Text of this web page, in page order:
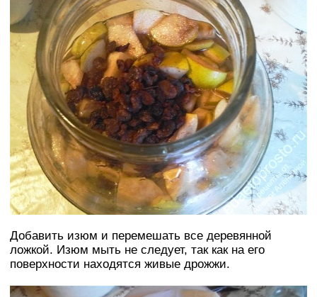
Добавить изюм и перемешать все деревянной
ложкой. Изюм мыть не следует, так как на его
поверхности находятся живые дрожжи.